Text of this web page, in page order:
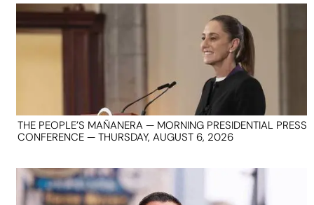
THE PEOPLE’S MAÑANERA — MORNING PRESIDENTIAL PRESS
CONFERENCE — THURSDAY, AUGUST 6, 2026